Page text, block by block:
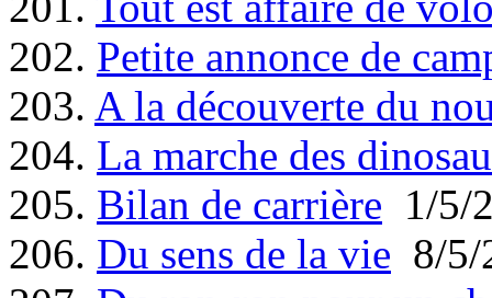
202. Petite annonce de
203. A la découverte du
204. La marche des
205. Bilan de carrière 1/5/
206. Du sens de la vie 8/5/